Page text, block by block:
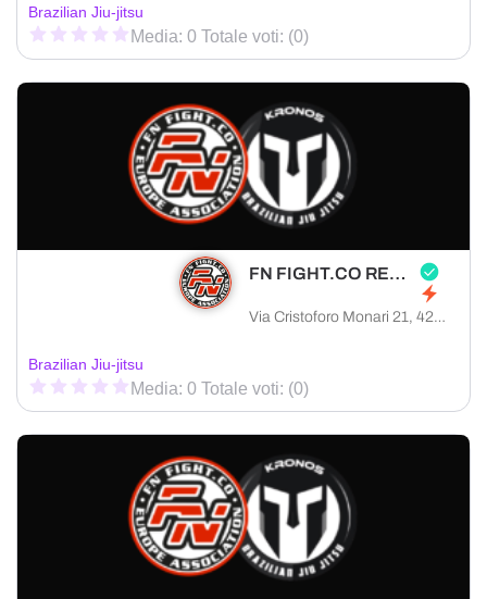
Brazilian Jiu-jitsu
Media: 0 Totale voti: (0)
FN FIGHT.CO REGGIO EMILIA
Via Cristoforo Monari 21, 42122 Reggio Emilia provincia di Reggio Emilia, Italia
Brazilian Jiu-jitsu
Media: 0 Totale voti: (0)